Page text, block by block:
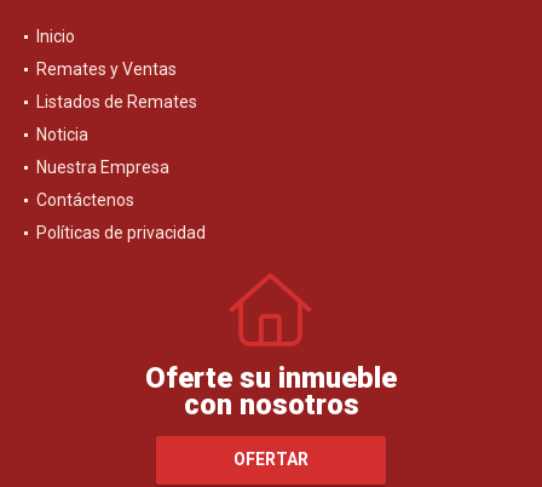
Inicio
Remates y Ventas
Listados de Remates
Noticia
Nuestra Empresa
Contáctenos
Políticas de privacidad
Oferte su inmueble
con nosotros
OFERTAR